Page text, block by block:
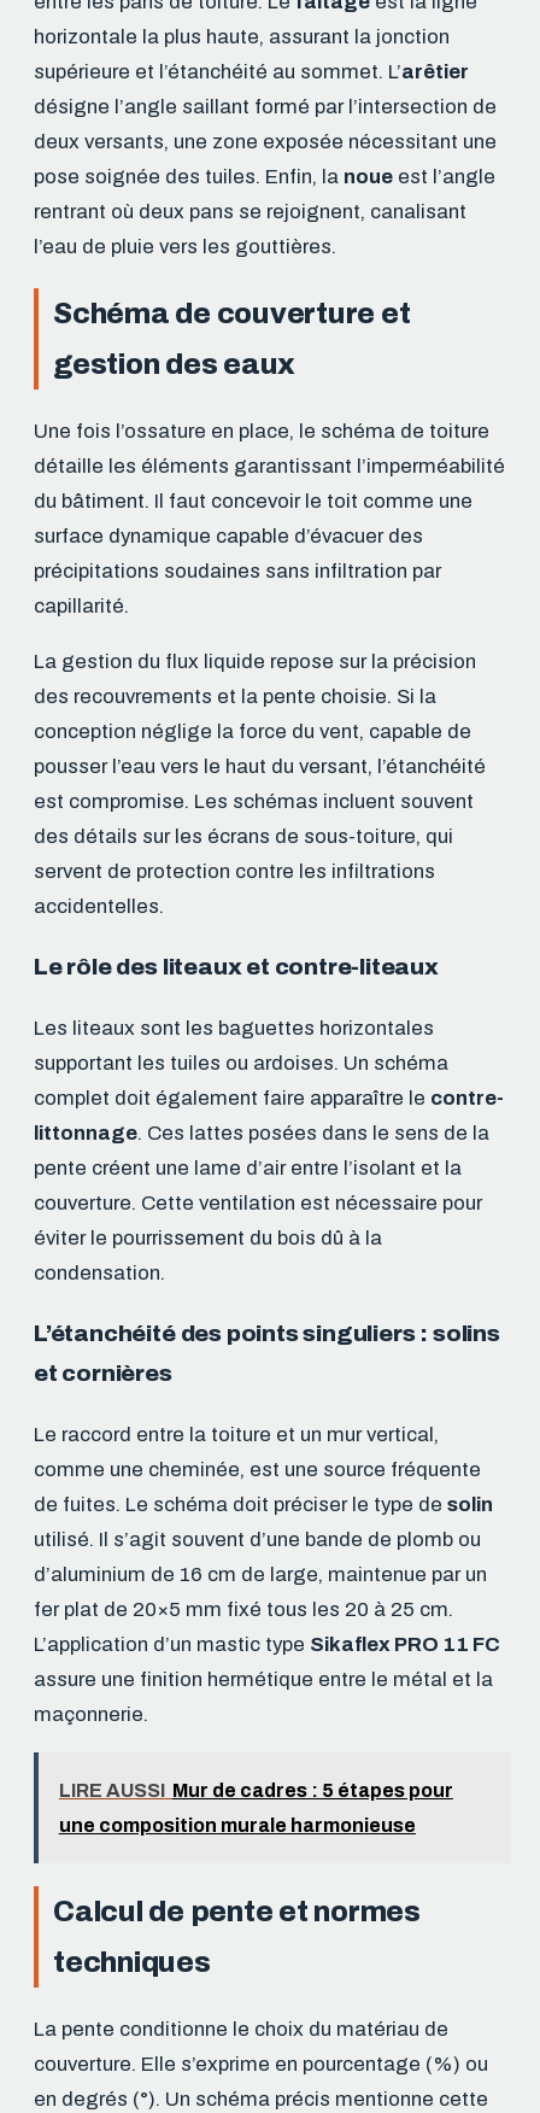
horizontale la plus haute, assurant la jonction
supérieure et l’étanchéité au sommet. L’arêtier
désigne l’angle saillant formé par l’intersection de
deux versants, une zone exposée nécessitant une
pose soignée des tuiles. Enfin, la noue est l’angle
rentrant où deux pans se rejoignent, canalisant
l’eau de pluie vers les gouttières.
Schéma de couverture et
gestion des eaux
Une fois l’ossature en place, le schéma de toiture
détaille les éléments garantissant l’imperméabilité
du bâtiment. Il faut concevoir le toit comme une
surface dynamique capable d’évacuer des
précipitations soudaines sans infiltration par
capillarité.
La gestion du flux liquide repose sur la précision
des recouvrements et la pente choisie. Si la
conception néglige la force du vent, capable de
pousser l’eau vers le haut du versant, l’étanchéité
est compromise. Les schémas incluent souvent
des détails sur les écrans de sous-toiture, qui
servent de protection contre les infiltrations
accidentelles.
Le rôle des liteaux et contre-liteaux
Les liteaux sont les baguettes horizontales
supportant les tuiles ou ardoises. Un schéma
complet doit également faire apparaître le contre-
littonnage. Ces lattes posées dans le sens de la
pente créent une lame d’air entre l’isolant et la
couverture. Cette ventilation est nécessaire pour
éviter le pourrissement du bois dû à la
condensation.
L’étanchéité des points singuliers : solins
et cornières
Le raccord entre la toiture et un mur vertical,
comme une cheminée, est une source fréquente
de fuites. Le schéma doit préciser le type de solin
utilisé. Il s’agit souvent d’une bande de plomb ou
d’aluminium de 16 cm de large, maintenue par un
fer plat de 20×5 mm fixé tous les 20 à 25 cm.
L’application d’un mastic type Sikaflex PRO 11 FC
assure une finition hermétique entre le métal et la
maçonnerie.
LIRE AUSSI Mur de cadres : 5 étapes pour
une composition murale harmonieuse
Calcul de pente et normes
techniques
La pente conditionne le choix du matériau de
couverture. Elle s’exprime en pourcentage (%) ou
en degrés (°). Un schéma précis mentionne cette